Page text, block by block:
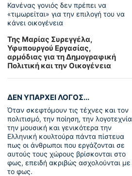
Κανένας γονιός δεν πρέπει να
«τιμωρείται» για την επιλογή του να
κάνει οικογένεια
Της Μαρίας Συρεγγέλα,
Υφυπουργού Εργασίας,
αρμόδιας για τη Δημογραφική
Πολιτική και την Οικογένεια
ΔΕΝ ΥΠΑΡΧΕΙ ΛΟΓΟΣ...
Όταν σκεφτόμουν τις τέχνες και τον
πολιτισμό, την ποίηση, την λογοτεχνία
την μουσική και γενικότερα την
Ελληνική κουλτούρα πάντα πίστευα
πως οι άνθρωποι που εργάζονται σε
αυτούς τους χώρους βρίσκονται στο
φως, επειδή ακριβώς ασχολούνται με
το φως.